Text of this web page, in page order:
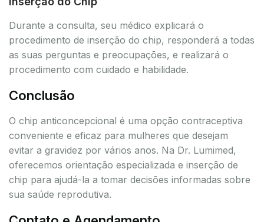
Durante a consulta, seu médico explicará o
procedimento de inserção do chip, responderá a todas
as suas perguntas e preocupações, e realizará o
procedimento com cuidado e habilidade.
Conclusão
O chip anticoncepcional é uma opção contraceptiva
conveniente e eficaz para mulheres que desejam
evitar a gravidez por vários anos. Na Dr. Lumimed,
oferecemos orientação especializada e inserção de
chip para ajudá-la a tomar decisões informadas sobre
sua saúde reprodutiva.